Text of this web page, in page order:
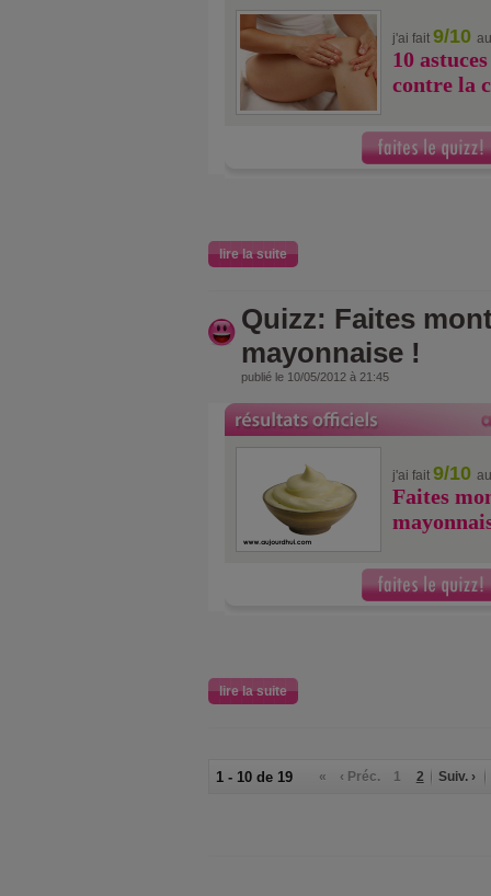
j'ai fait 9/10
10
contre la
lire la suite
Quizz: Faites
mayonnaise !
publié le 10/05/2012 à 21:45
j'ai fait 9/10
Faites
lire la suite
1 - 10 de 19 « ‹ Préc. 1 2 Suiv. ›